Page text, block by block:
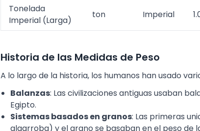
Tonelada
Imperial (Larga)
ton Imperial
Historia de las Medidas de Peso
A lo largo de la historia, los humanos han usado
Balanzas: Las civilizaciones antiguas usaban
Egipto.
Sistemas basados en granos: Las primeras
algarroba) y el grano se basaban en el peso de